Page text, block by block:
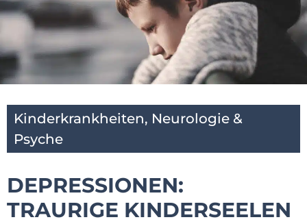
Kinderkrankheiten, Neurologie &
Psyche
DEPRESSIONEN:
TRAURIGE KINDERSEELEN